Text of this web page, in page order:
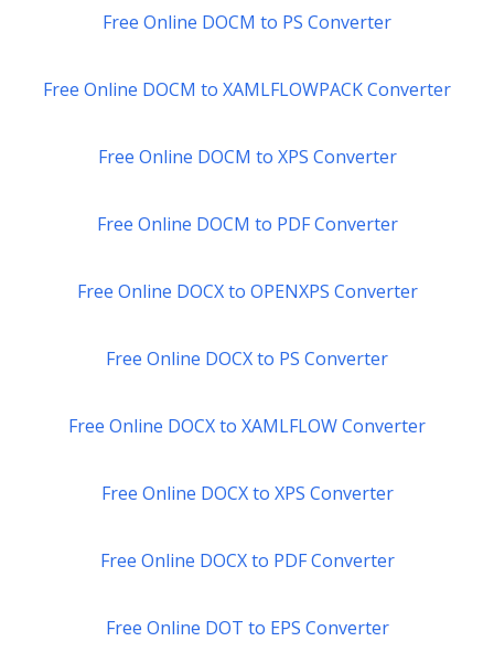
Free Online DOCM to PS Converter
Free Online DOCM to XAMLFLOWPACK Converter
Free Online DOCM to XPS Converter
Free Online DOCM to PDF Converter
Free Online DOCX to OPENXPS Converter
Free Online DOCX to PS Converter
Free Online DOCX to XAMLFLOW Converter
Free Online DOCX to XPS Converter
Free Online DOCX to PDF Converter
Free Online DOT to EPS Converter